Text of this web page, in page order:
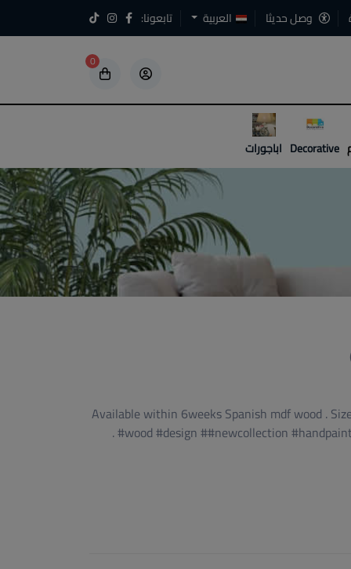
وصل حديثا العربية تابعونا:
0
5
5
Decorative اباجورات
Available within 6weeks Spanish mdf wood .
. #wood #design ##newcollection